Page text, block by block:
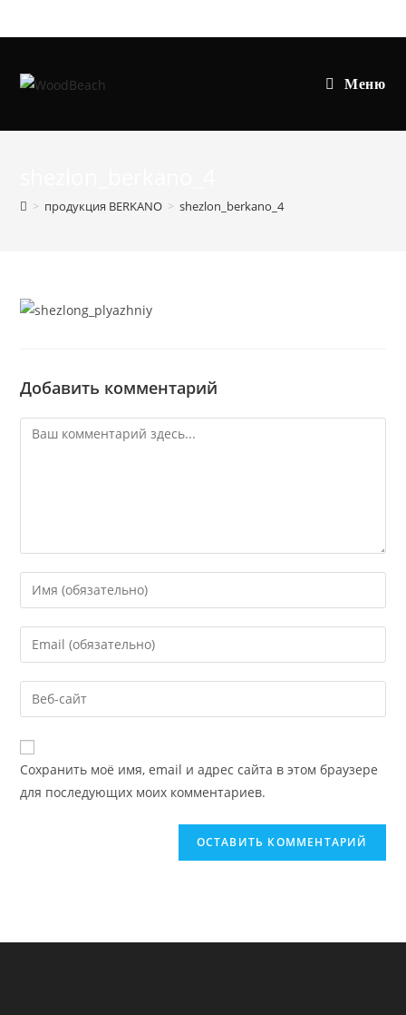
к
Меню
> продукция BERKANO > shezlon_berkano_4
Добавить комментарий
Комментарий
Введите
свое
имя
или
пользователя,
чтобы
прокомментировать
Введите
свой
email-
адрес,
прокомментировать
Введите
URL
вашего
веб-
сайта
(необязательно)
Сохранить моё имя, email и адрес сайта в этом браузере
для последующих моих комментариев.